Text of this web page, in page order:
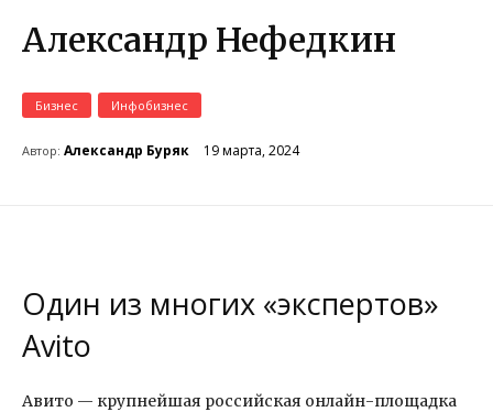
Александр Нефедкин
Бизнес Инфобизнес
Автор: Александр Буряк 19 марта, 2024
Один из многих «экспертов»
Avito
Авито — крупнейшая российская онлайн-площадка